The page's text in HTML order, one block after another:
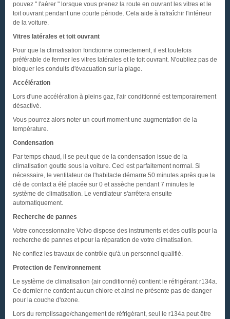
pouvez " l'aérer " lorsque vous prenez la route en ouvrant les vitres et le
toit ouvrant pendant une courte période. Cela aide à rafraîchir l'intérieur
de la voiture.
Vitres latérales et toit ouvrant
Pour que la climatisation fonctionne correctement, il est toutefois
préférable de fermer les vitres latérales et le toit ouvrant. N'oubliez pas de
bloquer les conduits d'évacuation sur la plage.
Accélération
Lors d'une accélération à pleins gaz, l'air conditionné est temporairement
désactivé.
Vous pourrez alors noter un court moment une augmentation de la
température.
Condensation
Par temps chaud, il se peut que de la condensation issue de la
climatisation goutte sous la voiture. Ceci est parfaitement normal. Si
nécessaire, le ventilateur de l'habitacle démarre 50 minutes après que la
clé de contact a été placée sur 0 et assèche pendant 7 minutes le
système de climatisation. Le ventilateur s'arrêtera ensuite
automatiquement.
Recherche de pannes
Votre concessionnaire Volvo dispose des instruments et des outils pour la
recherche de pannes et pour la réparation de votre climatisation.
Ne confiez les travaux de contrôle qu'à un personnel qualifié.
Protection de l'environnement
Le système de climatisation (air conditionné) contient le réfrigérant r134a.
Ce dernier ne contient aucun chlore et ainsi ne présente pas de danger
pour la couche d'ozone.
Lors du remplissage/changement de réfrigérant, seul le r134a peut être